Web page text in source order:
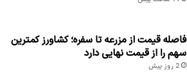
فاصله قیمت از مزرعه تا سفره؛ کشاورز کمترین
سهم را از قیمت نهایی دارد
2 روز پیش